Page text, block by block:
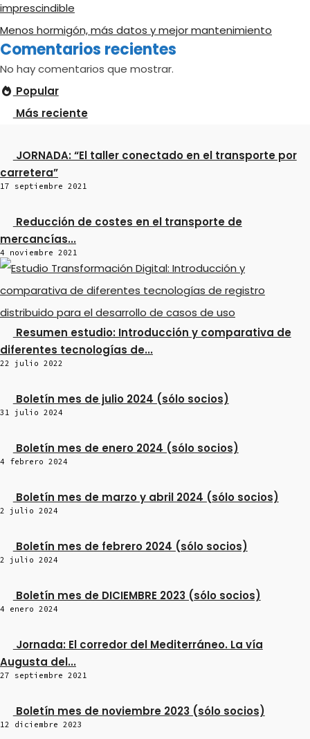
imprescindible
Menos hormigón, más datos y mejor mantenimiento
Comentarios recientes
No hay comentarios que mostrar.
Popular
Más reciente
JORNADA: “El taller conectado en el transporte por
carretera”
17 septiembre 2021
Reducción de costes en el transporte de
mercancías...
4 noviembre 2021
Resumen estudio: Introducción y comparativa de
diferentes tecnologías de...
22 julio 2022
Boletín mes de julio 2024 (sólo socios)
31 julio 2024
Boletín mes de enero 2024 (sólo socios)
4 febrero 2024
Boletín mes de marzo y abril 2024 (sólo socios)
2 julio 2024
Boletín mes de febrero 2024 (sólo socios)
2 julio 2024
Boletín mes de DICIEMBRE 2023 (sólo socios)
4 enero 2024
Jornada: El corredor del Mediterráneo. La vía
Augusta del...
27 septiembre 2021
Boletín mes de noviembre 2023 (sólo socios)
12 diciembre 2023